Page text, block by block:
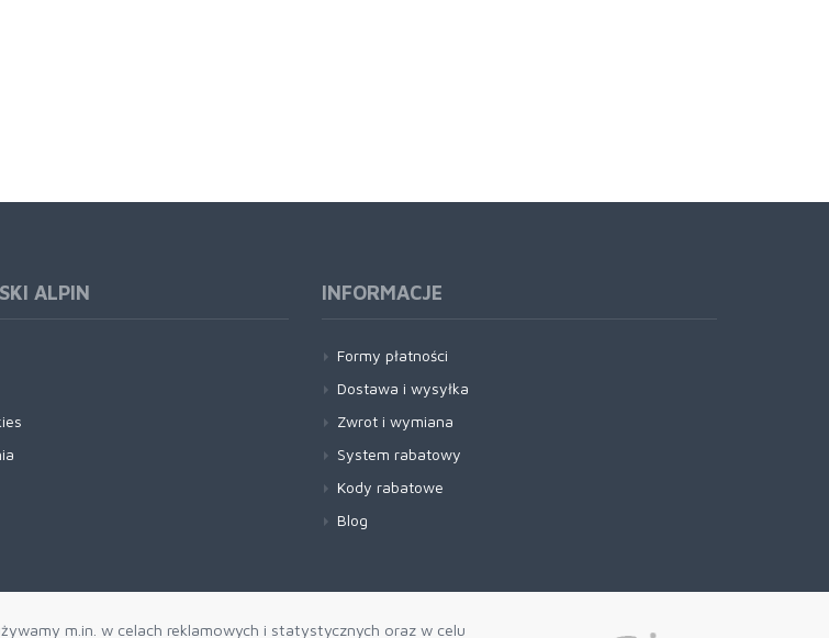
m.in. w celach reklamowych i statystycznych oraz w celu
ALPIN INFORMACJE
Formy płatności
Dostawa i wysyłka
Zwrot i wymiana
System rabatowy
Kody rabatowe
Blog